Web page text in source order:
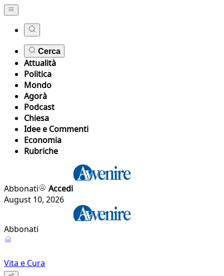
Cerca
Attualità
Politica
Mondo
Agorà
Podcast
Chiesa
Idee e Commenti
Economia
Rubriche
Abbonati
Accedi
August 10, 2026
Abbonati
Vita e Cura